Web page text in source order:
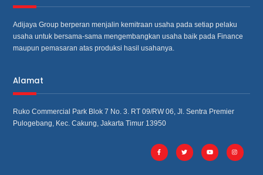
Adijaya Group berperan menjalin kemitraan usaha pada setiap pelaku
usaha untuk bersama‐sama mengembangkan usaha baik pada Finance
maupun pemasaran atas produksi hasil usahanya.
Alamat
Ruko Commercial Park Blok 7 No. 3. RT 09/RW 06, Jl. Sentra Premier
Pulogebang, Kec. Cakung, Jakarta Timur 13950